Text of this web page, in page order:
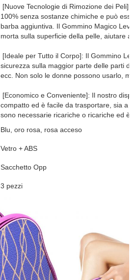
[Nuove Tecnologie di Rimozione dei Peli]:
100% senza sostanze chimiche e può
barba aggiuntiva. Il Gommino Magico
morta sulla superficie della pelle, aiutare a
[Ideale per Tutto il Corpo]: Il Gommino
sicurezza sulla maggior parte delle parti
ecc. Non solo le donne possono usarlo,
[Economico e Conveniente]: Il nostro
compatto ed è facile da trasportare, sia a
sono necessarie ricariche o ricariche ed è
Blu, oro rosa, rosa acceso
Vetro + ABS
Sacchetto Opp
3 pezzi